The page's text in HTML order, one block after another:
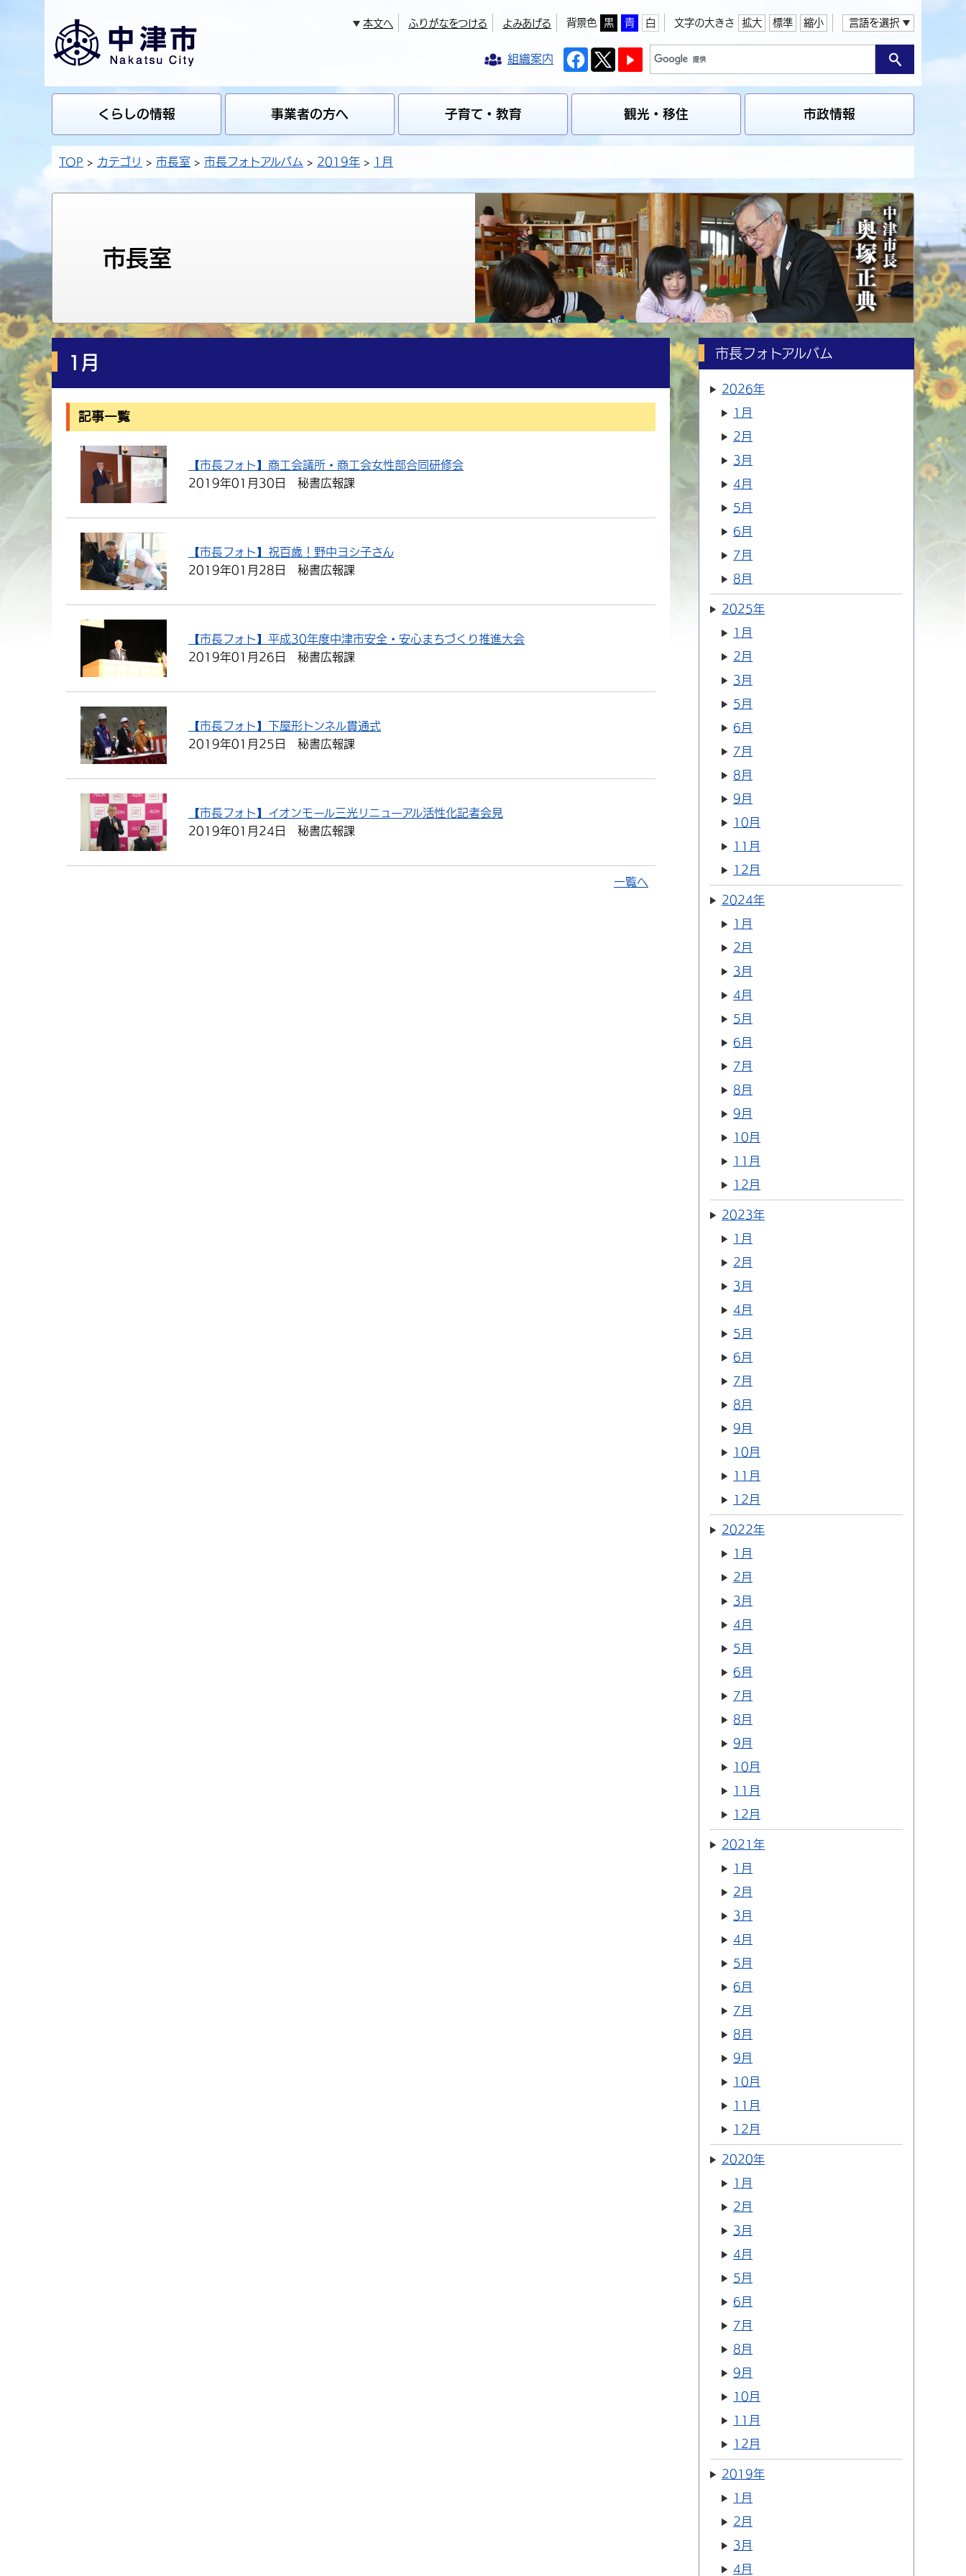
本文へ ふりがなをつける よみあげる 背景色 黒 青 白 文字の大きさ 拡大 標準 縮小 言語を選択
組織案内
くらしの情報 事業者の方へ 子育て・教育 観光・移住 市政情報
TOP カテゴリ 市長室 市長フォトアルバム 2019年 1月
市長室
1月
記事一覧
【市長フォト】商工会議所・商工会女性部合同研修会
2019年01月30日
秘書広報課
【市長フォト】祝百歳！野中ヨシ子さん
2019年01月28日
秘書広報課
【市長フォト】平成30年度中津市安全・安心まちづくり推進大会
2019年01月26日
秘書広報課
【市長フォト】下屋形トンネル貫通式
2019年01月25日
秘書広報課
【市長フォト】イオンモール三光リニューアル活性化記者会見
2019年01月24日
秘書広報課
一覧へ
市長フォトアルバム
2026年
1月
2月
3月
4月
5月
6月
7月
8月
2025年
1月
2月
3月
5月
6月
7月
8月
9月
10月
11月
12月
2024年
1月
2月
3月
4月
5月
6月
7月
8月
9月
10月
11月
12月
2023年
1月
2月
3月
4月
5月
6月
7月
8月
9月
10月
11月
12月
2022年
1月
2月
3月
4月
5月
6月
7月
8月
9月
10月
11月
12月
2021年
1月
2月
3月
4月
5月
6月
7月
8月
9月
10月
11月
12月
2020年
1月
2月
3月
4月
5月
6月
7月
8月
9月
10月
11月
12月
2019年
1月
2月
3月
4月